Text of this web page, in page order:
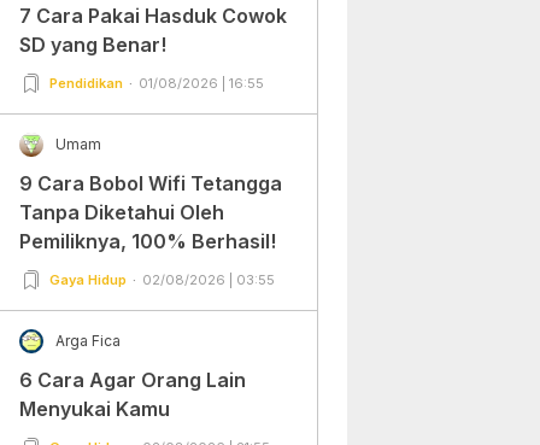
7 Cara Pakai Hasduk Cowok
SD yang Benar!
Pendidikan 01/08/2026 | 16:55
Umam
9 Cara Bobol Wifi Tetangga
Tanpa Diketahui Oleh
Pemiliknya, 100% Berhasil!
Gaya Hidup 02/08/2026 | 03:55
Arga Fica
6 Cara Agar Orang Lain
Menyukai Kamu